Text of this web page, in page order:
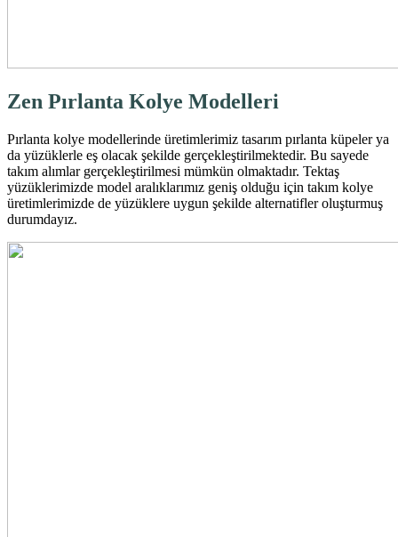
Zen Pırlanta Kolye Modelleri
Pırlanta kolye modellerinde üretimlerimiz tasarım pırlanta küpelerya
da yüzüklerle eş olacak şekilde gerçekleştirilmektedir. Bu sayede
takım alımlar gerçekleştirilmesi mümkün olmaktadır. Tektaş
yüzüklerimizde model aralıklarımız geniş olduğu için takım kolye
üretimlerimizde de yüzüklere uygun şekilde alternatifler oluşturmuş
durumdayız.